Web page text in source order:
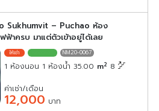
Sukhumvit – Puchao ห้อง
าครบ มาแต่ตัวเข้าอยู่ได้เลย
NM20-0067
1 ห้องนอน 1 ห้องน้ำ 35.00 m2 8
ค่าเช่า/เดือน
12,000 บาท